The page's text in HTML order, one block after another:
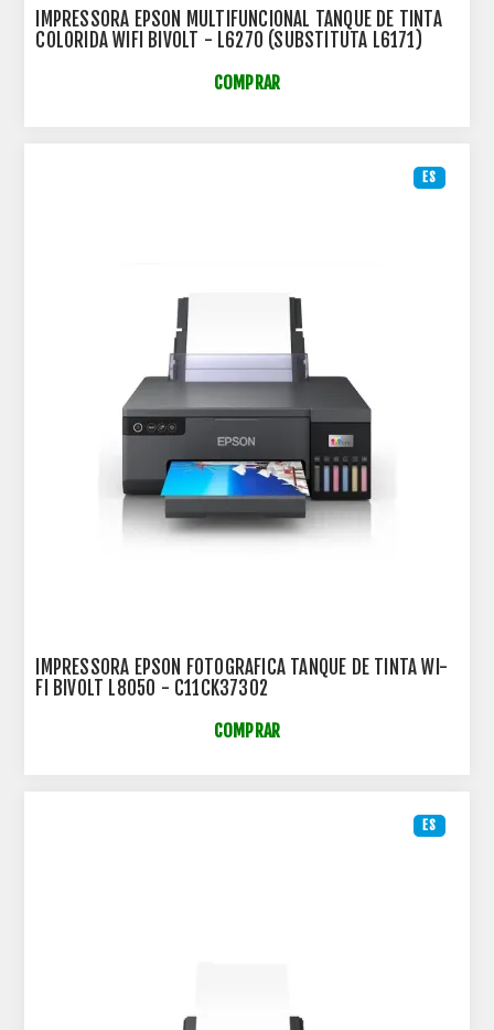
IMPRESSORA EPSON MULTIFUNCIONAL TANQUE DE TINTA
COLORIDA WIFI BIVOLT - L6270 (SUBSTITUTA L6171)
COMPRAR
ES
IMPRESSORA EPSON FOTOGRAFICA TANQUE DE TINTA WI-
FI BIVOLT L8050 - C11CK37302
COMPRAR
ES